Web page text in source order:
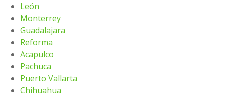
León
Monterrey
Guadalajara
Reforma
Acapulco
Pachuca
Puerto Vallarta
Chihuahua